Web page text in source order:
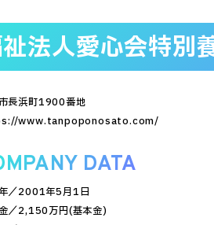
法人愛心会特別
長浜町1900番地
www.tanpoponosato.com/
DATA
／2001年5月1日
／2,150万円(基本金)